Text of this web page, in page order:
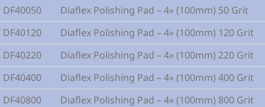
DF40050
Diaflex Polishing Pad – 4» (100mm) 50 Grit
DF40120
Diaflex Polishing Pad – 4» (100mm) 120 Grit
DF40220
Diaflex Polishing Pad – 4» (100mm) 220 Grit
DF40400
Diaflex Polishing Pad – 4» (100mm) 400 Grit
DF40800
Diaflex Polishing Pad – 4» (100mm) 800 Grit